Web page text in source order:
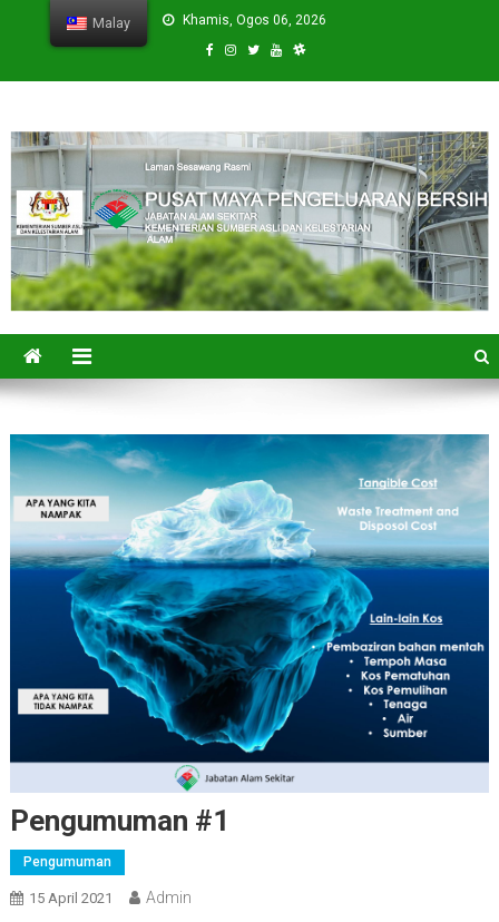
Khamis, Ogos 06, 2026
CPVC
Pengumuman #1
Pengumuman
15 April 2021 Admin
Malay